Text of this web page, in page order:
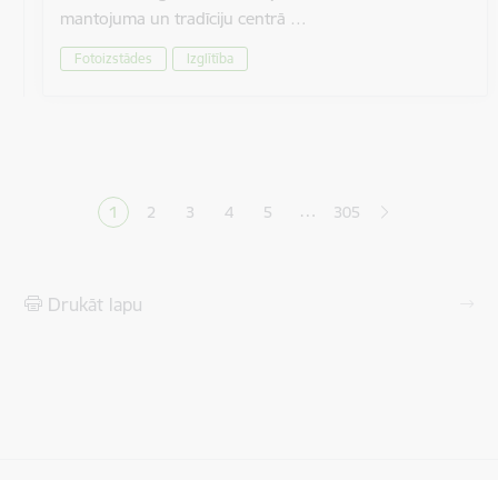
mantojuma un tradīciju centrā …
Fotoizstādes Izglītība
Pašreizējā lapa
1 Lapa
2 Lapa
3 Lapa
4 Lapa
5 … 305
Drukāt lapu